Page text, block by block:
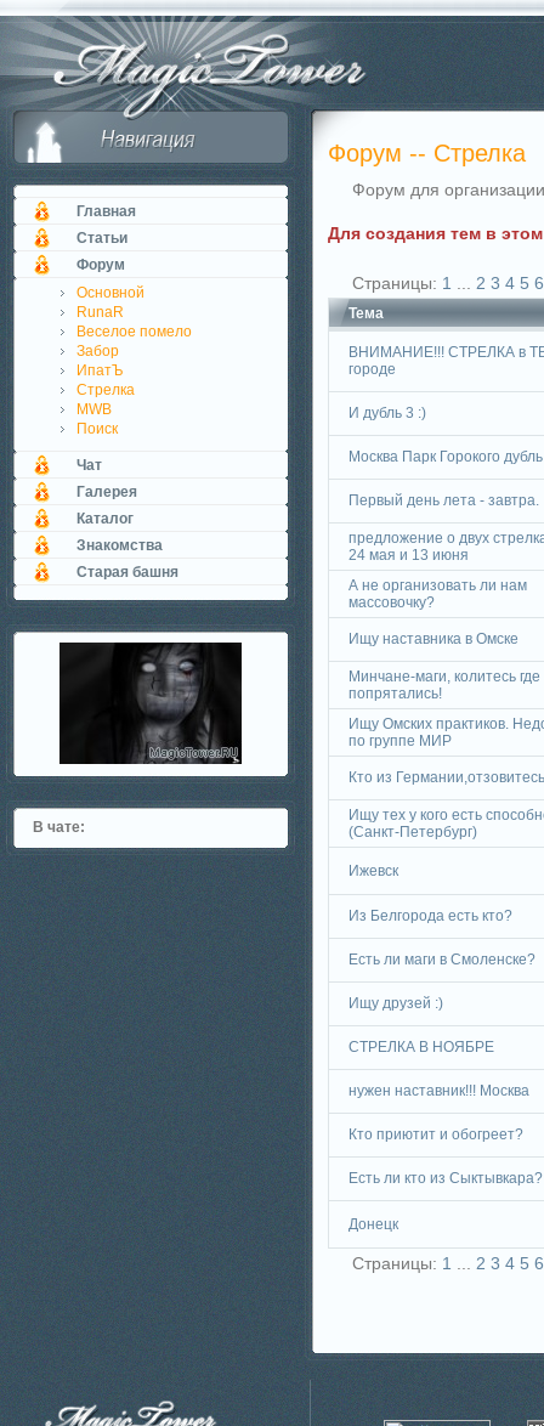
Главная
Статьи
Форум
Основной
RunaR
Веселое помело
Забор
ИпатЪ
Стрелка
MWB
Поиск
Чат
Галерея
Каталог
Знакомства
Старая башня
В чате:
Форум -- Стрелка
Форум для
Для создания тем в
Страницы: 1 2 3 4 5 6
Тема
ВНИМАНИЕ!!! СТРЕЛКА в
городе
И дубль 3 :)
Москва Парк Горокого
Первый день лета - завтра.
предложение о двух
24 мая и 13 июня
А не организовать ли нам
массовочку?
Ищу наставника в Омске
Минчане-маги, колитесь где
попрятались!
Ищу Омских практиков.
по группе МИР
Кто из
Ищу тех у кого есть
(Санкт-Петербург)
Ижевск
Из Белгорода есть кто?
Есть ли маги в Смоленске?
Ищу друзей :)
СТРЕЛКА В НОЯБРЕ
нужен наставник!!! Москва
Кто приютит и обогреет?
Есть ли кто из Сыктывкара?
Донецк
Страницы: 1 2 3 4 5 6